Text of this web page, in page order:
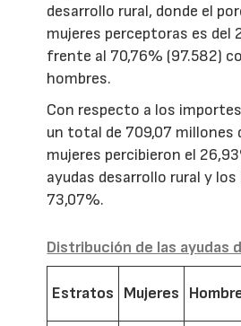
desarrollo rural, donde el
mujeres perceptoras es del
frente al 70,76% (97.582)
hombres.
Con respecto a los
un total de 709,07 millones
mujeres percibieron el
ayudas desarrollo rural y
73,07%.
Distribución de las ayudas
Estratos Mujeres